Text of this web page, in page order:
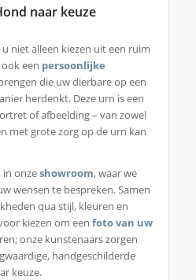
naar keuze
niet alleen kiezen uit een ruim
een persoonlijke
die uw dierbare op een
herdenkt. Deze urn is een
of afbeelding – van zowel
met grote zorg op de urn kan
in onzeshowroom, waar we
wensen te bespreken. Samen
qua stijl, kleuren en
kiezen om een foto van uw
onze kunstenaars zorgen
handgeschilderde
keuze.